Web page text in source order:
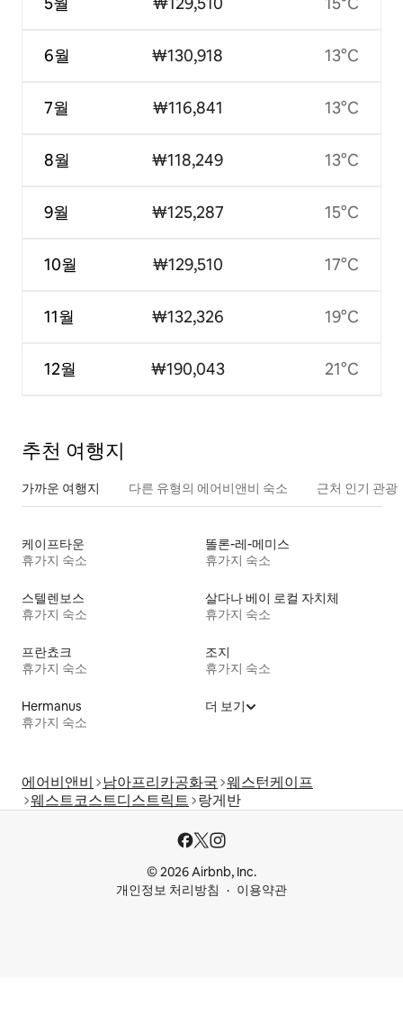
6월
7월
8월
9월
10월
11월
12월
₩130,918
₩116,841
₩118,249
₩125,287
₩129,510
₩132,326
₩190,043
13°C
13°C
13°C
15°C
17°C
19°C
21°C
추천 여행지
가까운 여행지 다른 유형의 에어비앤비 숙소 근처 인기 관광
케이프타운
휴가지 숙소
똘론-레-메미스
휴가지 숙소
스텔렌보스
휴가지 숙소
살다나 베이 로컬 자치체
휴가지 숙소
프란쵸크
휴가지 숙소
조지
휴가지 숙소
Hermanus
휴가지 숙소
더 보기
에어비앤비 남아프리카공화국 웨스턴케이프
웨스트코스트디스트릭트 랑게반
© 2026 Airbnb, Inc.
개인정보 처리방침
이용약관